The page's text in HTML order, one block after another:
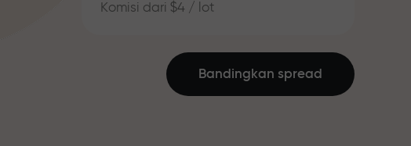
Komisi dari $4 / lot
Bandingkan spread